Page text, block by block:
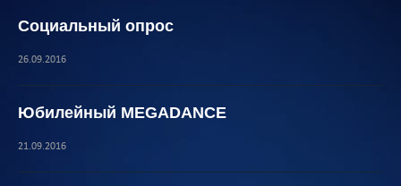
Социальный опрос
26.09.2016
Юбилейный MEGADANCE
21.09.2016